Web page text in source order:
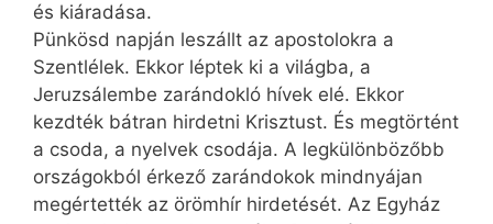
és kiáradása.
Pünkösd napján leszállt az apostolokra a
Szentlélek. Ekkor léptek ki a világba, a
Jeruzsálembe zarándokló hívek elé. Ekkor
kezdték bátran hirdetni Krisztust. És megtörtént
a csoda, a nyelvek csodája. A legkülönbözőbb
országokból érkező zarándokok mindnyájan
megértették az örömhír hirdetését. Az Egyház